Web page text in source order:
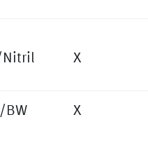
Nitril X
X